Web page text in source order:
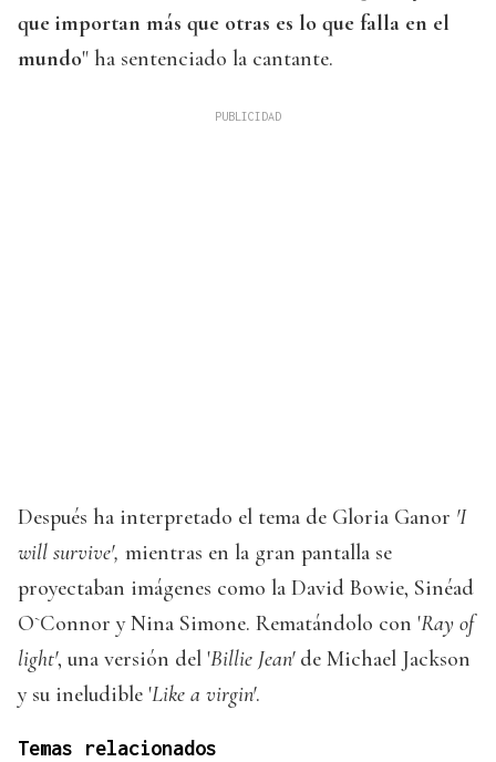
que importan más que otras es lo que falla en el
mundo" ha sentenciado la cantante.
Después ha interpretado el tema de Gloria Ganor 'I
will survive', mientras en la gran pantalla se
proyectaban imágenes como la David Bowie, Sinéad
O`Connor y Nina Simone. Rematándolo con 'Ray of
light', una versión del 'Billie Jean'de Michael Jackson
y su ineludible 'Like a virgin'.
Temas relacionados